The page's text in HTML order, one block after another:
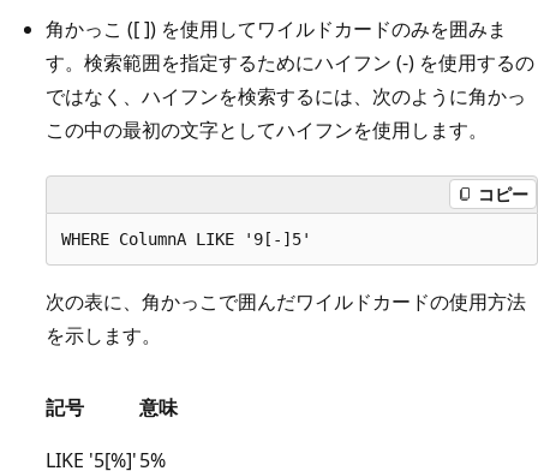
角かっこ ([ ]) を使用してワイルドカードのみを囲みま
す。検索範囲を指定するためにハイフン (-) を使用するの
ではなく、ハイフンを検索するには、次のように角かっ
この中の最初の文字としてハイフンを使用します。
コピー
次の表に、角かっこで囲んだワイルドカードの使用方法
を示します。
記号
意味
LIKE '5[%]'5%